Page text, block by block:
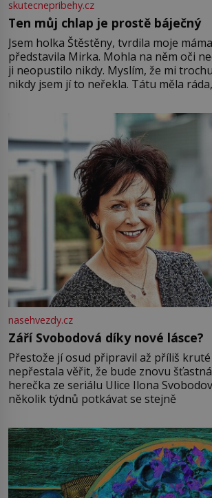
skutecnepribehy.cz
Ten můj chlap je prostě báječný
Jsem holka Štěstěny, tvrdila moje
představila Mirka. Mohla na něm oči
ji neopustilo nikdy. Myslím, že mi
nikdy jsem jí to neřekla. Tátu měla
Jsme spolu moc rádi Tehdy byla jiná
nasehvezdy.cz
Září Svobodová díky nové lásce?
Přestože jí osud připravil až příliš
nepřestala věřit, že bude znovu šťastná.
herečka ze seriálu Ulice Ilona
několik týdnů potkávat se stejně